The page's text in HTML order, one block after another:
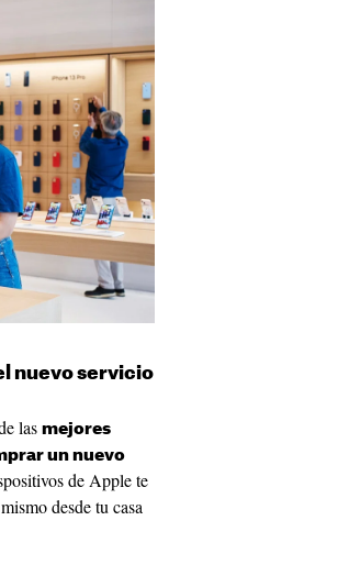
nuevo servicio
las mejores
un nuevo
de Apple te
desde tu casa